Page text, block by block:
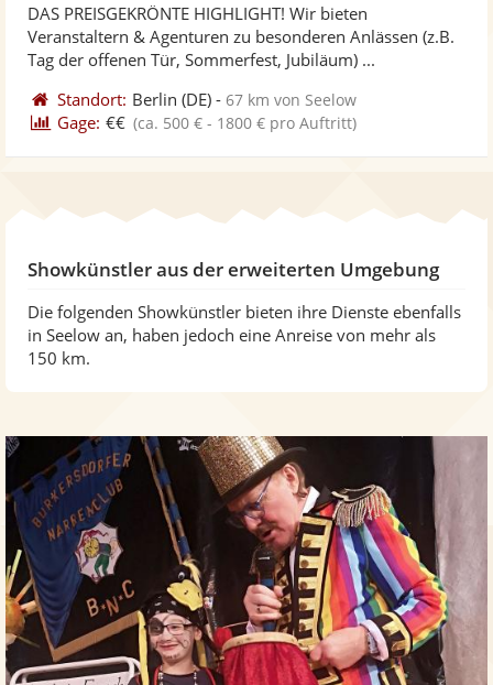
DAS PREISGEKRÖNTE HIGHLIGHT! Wir bieten
Veranstaltern & Agenturen zu besonderen Anlässen (z.B.
Tag der offenen Tür, Sommerfest, Jubiläum) ...
Standort: Berlin (DE) -67 km von Seelow
Gage: €€ (ca. 500 € - 1800 € pro Auftritt)
Showkünstler aus der erweiterten Umgebung
Die folgenden Showkünstler bieten ihre Dienste ebenfalls
in Seelow an, haben jedoch eine Anreise von mehr als
150 km.